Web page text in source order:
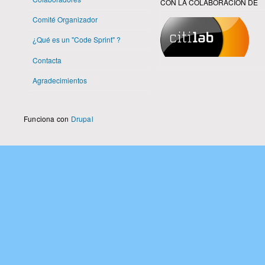
Comité Organizador
¿Qué es un "Code Sprint" ?
Contacta
Agradecimientos
CON LA COLABORACIÓN DE
Funciona con Drupal